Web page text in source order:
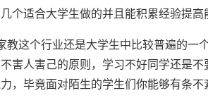
个适合大学生做的并且能积累经验提高
教这个行业还是大学生中比较普遍的一
害人害己的原则，学习不好同学还是
，毕竟面对陌生的学生们你能够有条